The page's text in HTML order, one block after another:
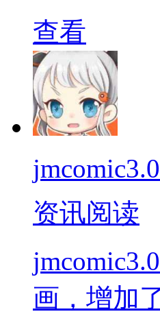
查看
资讯阅读
画，增加